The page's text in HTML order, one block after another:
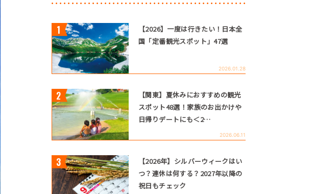
【2026】一度は行きたい！日本全
国「定番観光スポット」47選
2026.01.28
【関東】夏休みにおすすめの観光
スポット48選！家族のお出かけや
日帰りデートにも＜2…
2026.06.11
【2026年】シルバーウィークはい
つ？連休は何する？2027年以降の
祝日もチェック